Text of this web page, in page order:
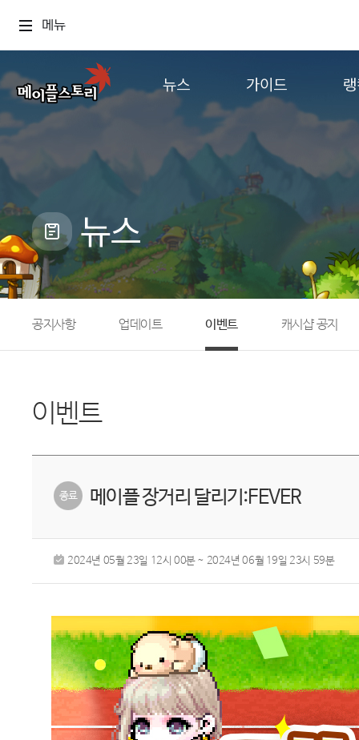
메뉴
뉴스
공지사항
업데이트
캐시샵 공지
메이플 알림판
with maple
가이드
게임정보
직업소개
확률형 아이템
NEXON NOW
뉴스
공지사항 업데이트 이벤트 캐시샵 공지
이벤트
메이플 장거리 달리기:FEVER
2024년 05월 23일 12시 00분 ~ 2024년 06월 19일 23시 59분